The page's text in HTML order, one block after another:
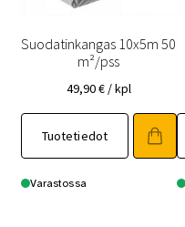
Suodatinkangas 10x5m 50
m²/pss
49,90€ / kpl
Tuotetiedot
Varastossa